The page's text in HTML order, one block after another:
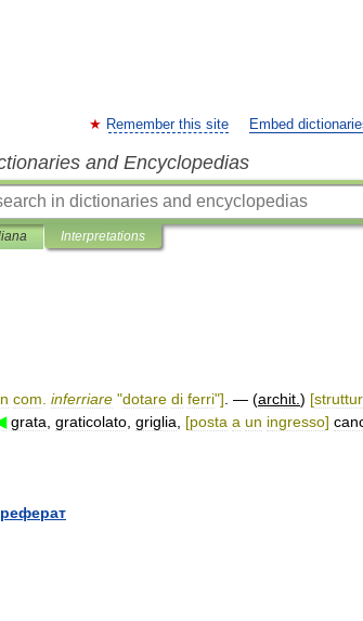
Remember this site Embed
and Encyclopedias
Interpretations
com inferriare "dotare di ferri"] . — (archit ) [
grata graticolato griglia [posta a un ingresso]